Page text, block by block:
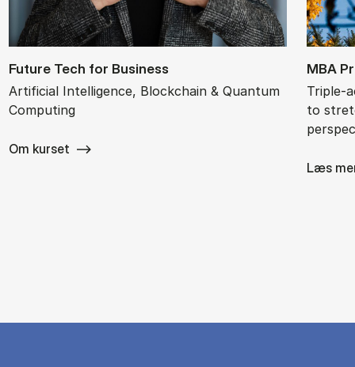
Fu­ture Tech for Busi­ness
Artificial Intelligence, Blockchain & Quantum
Computing
Om kurset
MBA
Triple-
to
Læs